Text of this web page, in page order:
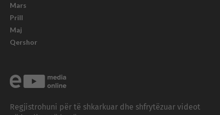
Mars
Prill
Maj
Qershor
Regjistrohuni për të shkarkuar dhe shfrytëzuar videot